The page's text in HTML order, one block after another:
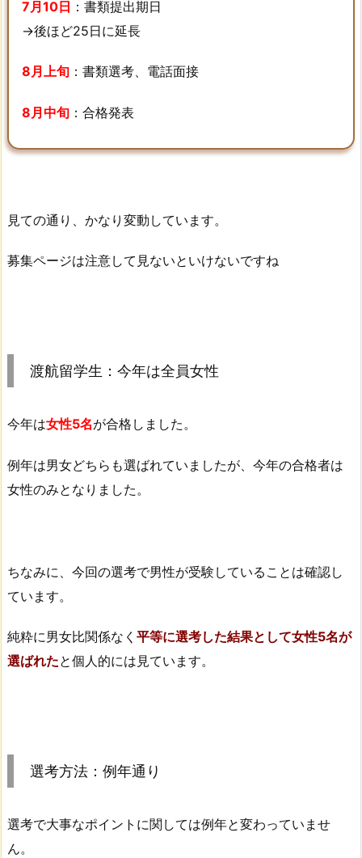
渡
航
期：
年
上
7月10日 ：書類提出期日
→後ほど25日に延長
8月上旬 ：書類選考、電話面接
8月中旬 ：合格発表
見ての通り、かなり変動しています。
募集ページは注意して見ないといけないですね
渡航留学生：今年は全員女性
今年は女性5名が合格しました。
例年は男女どちらも選ばれていましたが、今年の合格者は
女性のみとなりました。
ちなみに、今回の選考で男性が受験していることは確認し
ています。
純粋に男女比関係なく 平等に選考した結果として女性5名が
選ばれたと個人的には見ています。
選考方法：例年通り
選考で大事なポイントに関しては例年と変わっていませ
ん。